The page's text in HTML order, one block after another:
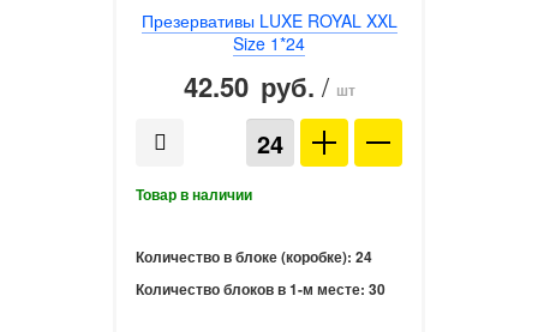
Презервативы LUXE ROYAL XXL
Size 1*24
42.50 руб. / шт
Количество в блоке (коробке): 24
Количество блоков в 1-м месте: 30